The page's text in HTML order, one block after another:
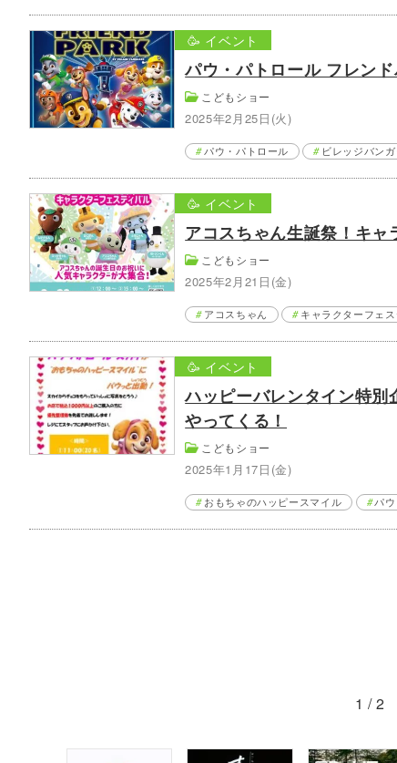
パウ・パトロール フレン
こどもショー
2025年2月25日(火)
🥳 イベント
パウ・パトロール ビレッジバン
アコスちゃん生誕祭！キ
こどもショー
2025年2月21日(金)
🥳 イベント
アコスちゃん キャラクターフェ
ハッピーバレンタイン特
やってくる！
こどもショー
2025年1月17日(金)
🥳 イベント
おもちゃのハッピースマイル パ
1 / 2